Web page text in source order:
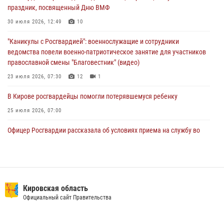
05 августа 2026, 11:00
В Кирове росгвардейцы задержали подозреваемую в сбыте
04 августа 2026, 09:30
праздник, посвященный Дню ВМФ
30 июля 2026, 12:49 10
"Каникулы с Росгвардией": военнослужащие и сотрудники
ведомства повели военно-патриотическое занятие для участников
православной смены "Благовестник" (видео)
23 июля 2026, 07:30 12 1
В Кирове росгвардейцы помогли потерявшемуся ребенку
25 июля 2026, 07:00
Офицер Росгвардии рассказала об условиях приема на службу во
находящегося в розыске
24 июля 2026, 09:01
Кировская область
Официальный сайт Правительства